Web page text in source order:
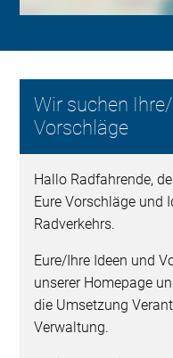
Wir suchen
Vorschläge
Hallo Radfahrende,
Eure Vorschläge und
Radverkehrs.
Eure/Ihre Ideen und
unserer Homepage
die Umsetzung
Verwaltung.